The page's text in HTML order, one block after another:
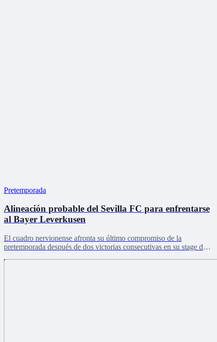
Pretemporada
Alineación probable del Sevilla FC para enfrentarse
al Bayer Leverkusen
El cuadro nervionense afronta su último compromiso de la
pretemporada después de dos victorias consecutivas en su stage de